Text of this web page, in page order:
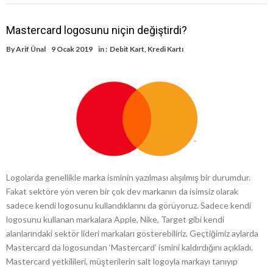
Mastercard logosunu niçin değiştirdi?
ByArif Ünal 9 Ocak 2019 in : Debit Kart Kredi Kartı
Logolarda genellikle marka isminin yazılması alışılmış bir durumdur.
Fakat sektöre yön veren bir çok dev markanın da isimsiz olarak
sadece kendi logosunu kullandıklarını da görüyoruz. Sadece kendi
logosunu kullanan markalara Apple, Nike, Target gibi kendi
alanlarındaki sektör lideri markaları gösterebiliriz. Geçtiğimiz aylarda
Mastercard da logosundan ‘Mastercard’ ismini kaldırdığını açıkladı.
Mastercard yetkilileri, müşterilerin salt logoyla markayı tanıyıp